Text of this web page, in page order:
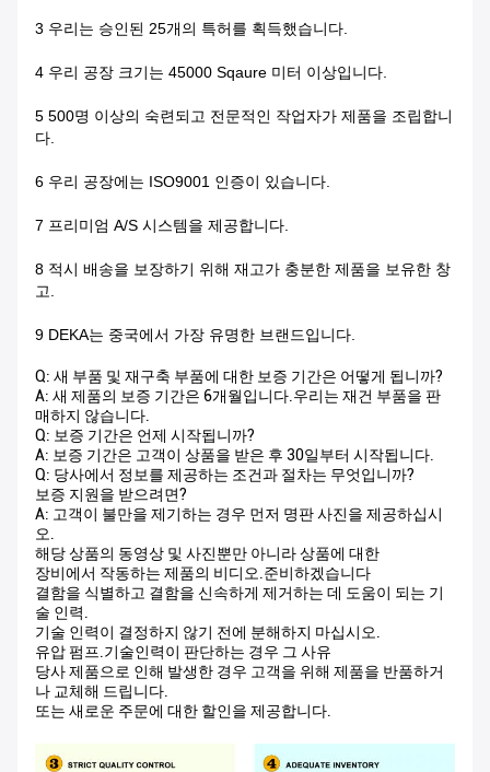
3 우리는 승인된 25개의 특허를 획득했습니다.
4 우리 공장 크기는 45000 Sqaure 미터 이상입니다.
5 500명 이상의 숙련되고 전문적인 작업자가 제품을 조립합니
다.
6 우리 공장에는 ISO9001 인증이 있습니다.
7 프리미엄 A/S 시스템을 제공합니다.
8 적시 배송을 보장하기 위해 재고가 충분한 제품을 보유한 창
고.
9 DEKA는 중국에서 가장 유명한 브랜드입니다.
Q: 새 부품 및 재구축 부품에 대한 보증 기간은 어떻게 됩니까?
A: 새 제품의 보증 기간은 6개월입니다.우리는 재건 부품을 판
매하지 않습니다.
Q: 보증 기간은 언제 시작됩니까?
A: 보증 기간은 고객이 상품을 받은 후 30일부터 시작됩니다.
Q: 당사에서 정보를 제공하는 조건과 절차는 무엇입니까?
보증 지원을 받으려면?
A: 고객이 불만을 제기하는 경우 먼저 명판 사진을 제공하십시
오.
해당 상품의 동영상 및 사진뿐만 아니라 상품에 대한
장비에서 작동하는 제품의 비디오.준비하겠습니다
결함을 식별하고 결함을 신속하게 제거하는 데 도움이 되는 기
술 인력.
기술 인력이 결정하지 않기 전에 분해하지 마십시오.
유압 펌프.기술인력이 판단하는 경우 그 사유
당사 제품으로 인해 발생한 경우 고객을 위해 제품을 반품하거
나 교체해 드립니다.
또는 새로운 주문에 대한 할인을 제공합니다.